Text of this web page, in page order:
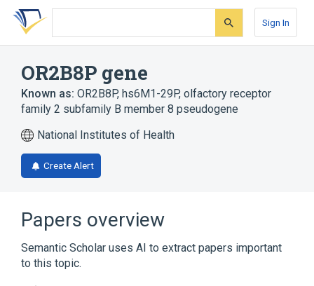
Skip
search
Skip
Skip
account
Sign In
OR2B8P gene
Known as: OR2B8P, hs6M1-29P, olfactory receptor
family 2 subfamily B member 8 pseudogene
National Institutes of Health
Create Alert
Papers overview
Semantic Scholar uses AI to extract papers important
to this topic.